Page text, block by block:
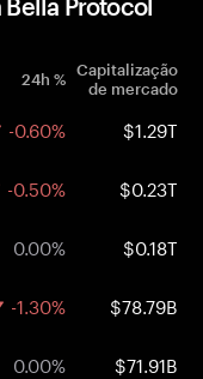
Protocol
24h % Capitalização
de mercado
-0.60% $1.29T
-0.50% $0.23T
0.00% $0.18T
-1.30% $78.79B
0.00% $71.91B